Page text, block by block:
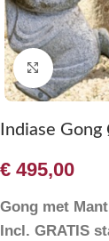
Klik om
Indiase
€ 495,00
Gong met
Incl. GRATIS